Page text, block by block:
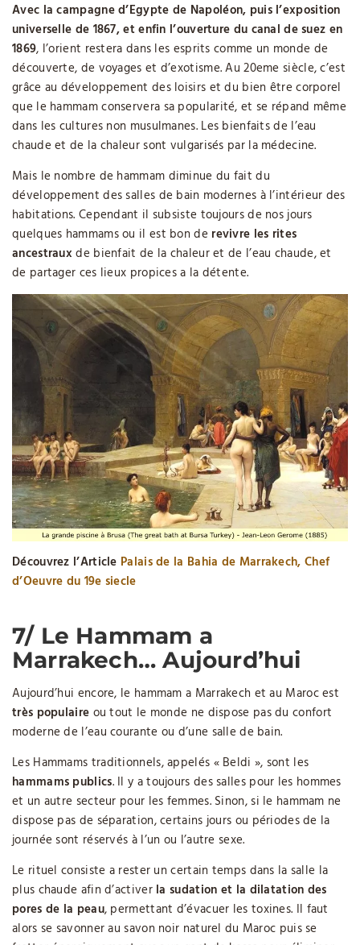
Avec la campagne d’Egypte de Napoléon, puis l’exposition
universelle de 1867, et enfin l’ouverture du canal de suez en
1869, l’orient restera dans les esprits comme un monde de
découverte, de voyages et d’exotisme. Au 20eme siècle, c’est
grâce au développement des loisirs et du bien être corporel
que le hammam conservera sa popularité, et se répand même
dans les cultures non musulmanes. Les bienfaits de l’eau
chaude et de la chaleur sont vulgarisés par la médecine.
Mais le nombre de hammam diminue du fait du
développement des salles de bain modernes à l’intérieur des
habitations. Cependant il subsiste toujours de nos jours
quelques hammams ou il est bon de revivre les rites
ancestrauxde bienfait de la chaleur et de l’eau chaude, et
de partager ces lieux propices a la détente.
Découvrez l’Article Palais de la Bahia de Marrakech, Chef
d’Oeuvre du 19e siecle
7/ Le Hammam a
Marrakech… Aujourd’hui
Aujourd’hui encore, le hammam a Marrakech et au Maroc est
très populaire ou tout le monde ne dispose pas du confort
moderne de l’eau courante ou d’une salle de bain.
Les Hammams traditionnels, appelés « Beldi », sont les
hammams publics. Il y a toujours des salles pour les hommes
et un autre secteur pour les femmes. Sinon, si le hammam ne
dispose pas de séparation, certains jours ou périodes de la
journée sont réservés à l’un ou l’autre sexe.
Le rituel consiste a rester un certain temps dans la salle la
plus chaude afin d’activer la sudation et la dilatation des
pores de la peau, permettant d’évacuer les toxines. Il faut
alors se savonner au savon noir naturel du Maroc puis se